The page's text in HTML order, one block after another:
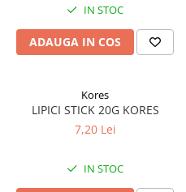
IN STOC
ADAUGA IN COS
Kores
LIPICI STICK 20G KORES
7,20 Lei
IN STOC